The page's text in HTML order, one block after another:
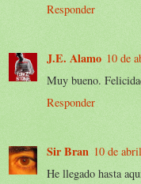
Responder
J.E. Alamo 10 de
Muy bueno.
Responder
Sir Bran 10 de
He llegado hasta